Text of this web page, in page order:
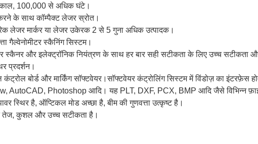
100,000 से अधिक घंटे।
के साथ कॉम्पैक्ट लेजर स्रोत।
लेजर मार्कर या लेजर उकेरक 2 से 5 गुना अधिक उत्पादक।
गैल्वेनोमीटर स्कैनिंग सिस्टम।
स्कैनर और इलेक्ट्रॉनिक नियंत्रण के साथ हर बार सही सटीकता के लिए उच्च सटीकता और
प्रदर्शन।
बोर्ड और मार्किंग सॉफ्टवेयर।सॉफ्टवेयर कंट्रोलिंग सिस्टम में विंडोज़ का इंटरफ़ेस
AutoCAD, Photoshop आदि। यह PLT, DXF, PCX, BMP आदि जैसे विभिन्न
स्थिर है, ऑप्टिकल मोड अच्छा है, बीम की गुणवत्ता उत्कृष्ट है।
कुशल और उच्च सटीकता है।